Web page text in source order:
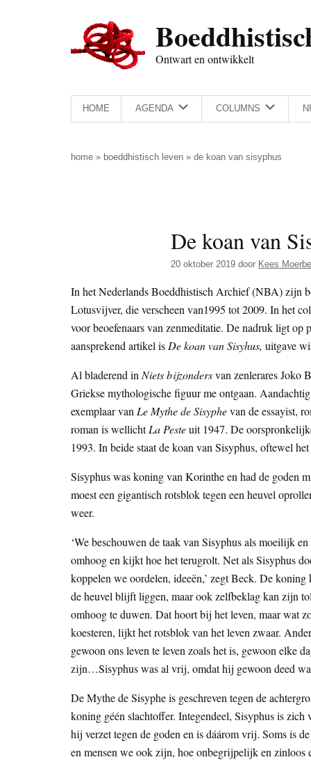
Ontwart en ontwikkelt
HOME AGENDA COLUMNS
home » boeddhistisch leven » de koan van sisyphus
De koan van
20 oktober 2019 door Kees
In het Nederlands Boeddhistisch Archief (NBA) zijn
Lotusvijver, die verscheen van1995 tot 2009. In het
voor beoefenaars van zenmeditatie. De nadruk ligt op
aansprekend artikel is De koan van Sisyhus, uitgave
Al bladerend in Niets bijzondersvan zenlerares Joko
Griekse mythologische figuur me ontgaan.
exemplaar van Le Mythe de Sisyphevan de essayist,
roman is wellichtLa Pesteuit 1947. De
1993. In beide staat de koan van Sisyphus, oftewel
Sisyphus was koning van Korinthe en had de goden
moest een gigantisch rotsblok tegen een heuvel
weer.
‘We beschouwen de taak van Sisyphus als moeilijk
omhoog en kijkt hoe het terugrolt. Net als Sisyphus
koppelen we oordelen, ideeën,’ zegt Beck. De
de heuvel blijft liggen, maar ook zelfbeklag kan zijn
omhoog te duwen. Dat hoort bij het leven, maar wat
koesteren, lijkt het rotsblok van het leven zwaar.
gewoon ons leven te leven zoals het is, gewoon elke
zijn…Sisyphus was al vrij, omdat hij gewoon deed
De Mythe de Sisyphe is geschreven tegen de
koning géén slachtoffer. Integendeel, Sisyphus is
hij verzet tegen de goden en is dáárom vrij. Soms is
en mensen we ook zijn, hoe onbegrijpelijk en zinloos